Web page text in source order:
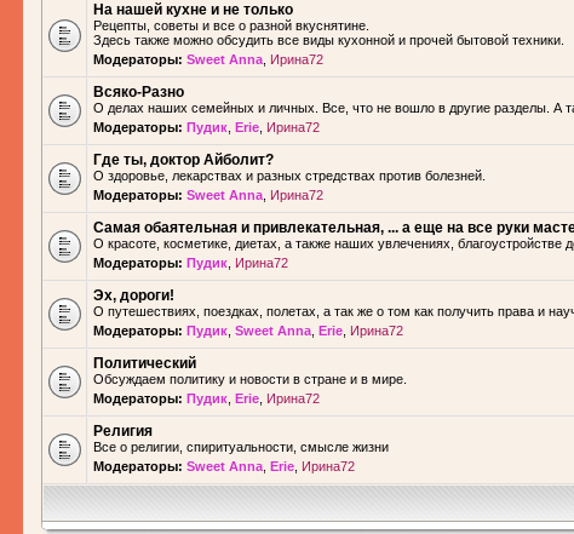
На нашей кухне и не только
Рецепты, советы и все о разной вкуснятине.
Здесь также можно обсудить все виды кухонной и прочей бытовой техники.
Модераторы: Sweet Anna Ирина72
Всяко-Разно
О делах наших семейных и личных. Все, что не вошло в другие разделы. А
Модераторы: Пудик Erie Ирина72
Где ты, доктор Айболит?
О здоровье, лекарствах и разных стредствах против болезней.
Модераторы: Sweet Anna Ирина72
Самая обаятельная и привлекательная, ... а еще на все руки
О красоте, косметике, диетах, а также наших увлечениях, благоустройстве
Модераторы: Пудик Ирина72
Эх, дороги!
О путешествиях, поездках, полетах, а так же о том как получить права и
Модераторы: Пудик Sweet Anna Erie Ирина72
Политический
Обсуждаем политику и новости в стране и в мире.
Модераторы: Пудик Erie Ирина72
Религия
Все о религии, спиритуальности, смысле жизни
Модераторы: Sweet Anna Erie Ирина72